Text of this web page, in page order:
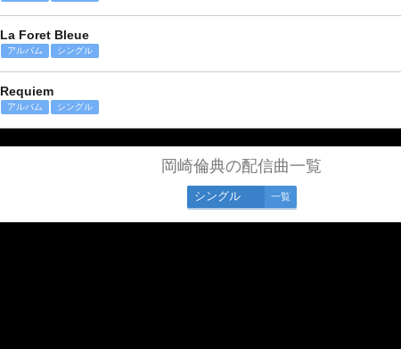
La Foret Bleue
アルバム シングル
Requiem
アルバム シングル
岡崎倫典の配信曲一覧
シングル 一覧